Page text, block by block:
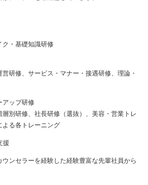
ク・基礎知識研修
研修、サービス・マナー・接遇研修、理論・
ップ研修
別研修、社長研修（選抜）、美容・営業トレ
よる各トレーニング
援
ンセラーを経験した経験豊富な先輩社員から